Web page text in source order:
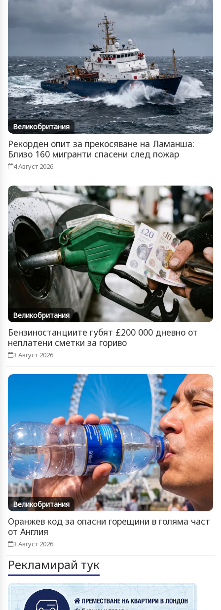
Великобритания
Рекорден опит за прекосяване на Ламанша:
Близо 160 мигранти спасени след пожар
4 Август 2026
Великобритания
Бензиностанциите губят £200 000 дневно от
неплатени сметки за гориво
3 Август 2026
Великобритания
Оранжев код за опасни горещини в голяма част
от Англия
3 Август 2026
Рекламирай тук